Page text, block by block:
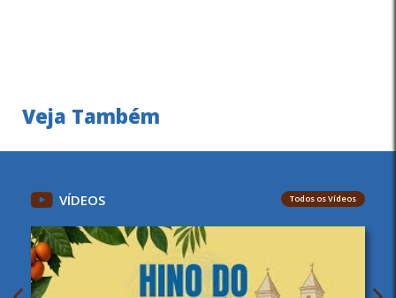
Veja Também
VÍDEOS Todos os Vídeos